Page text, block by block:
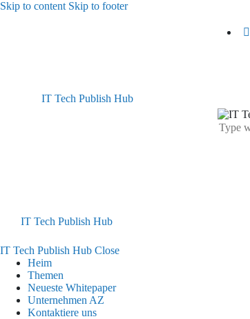
Skip to content Skip to footer
IT Tech Publish Hub
IT Tech Publish Hub
IT Tech Publish Hub Close
Heim
Themen
Neueste Whitepaper
Unternehmen AZ
Kontaktiere uns